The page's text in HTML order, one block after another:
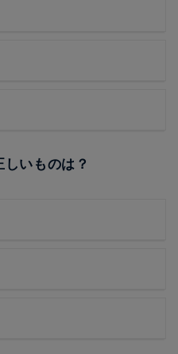
いものは？